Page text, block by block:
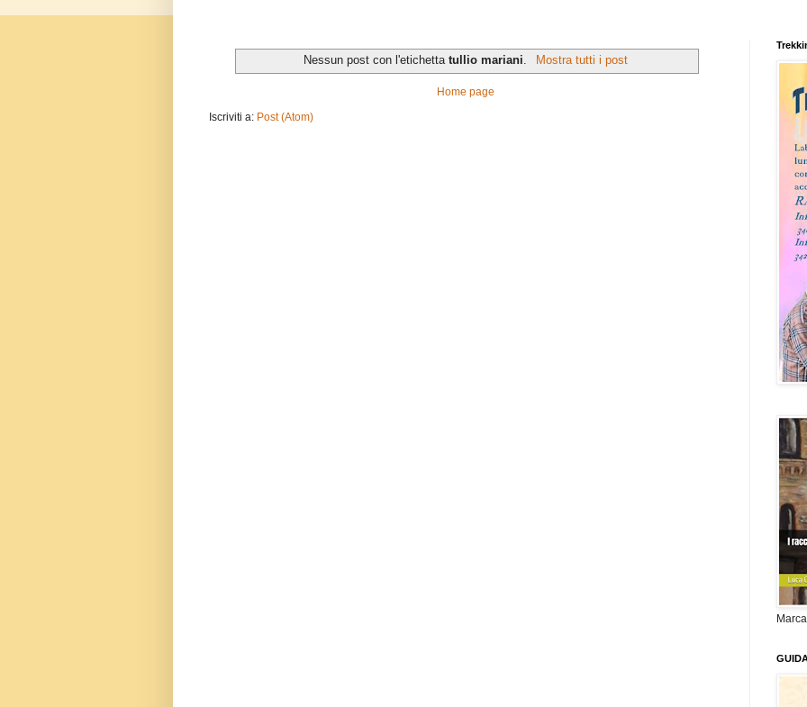
Nessun post con l'etichettatullio mariani Mostra tutti i post
Home page
Iscriviti a: Post (Atom)
Marca